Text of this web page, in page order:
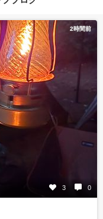
2時間前
3 0